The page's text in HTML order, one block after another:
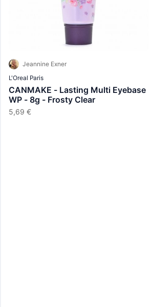
Jeannine Exner
L'Oreal Paris
CANMAKE - Lasting Multi Eyebase
WP - 8g - Frosty Clear
5,69 €